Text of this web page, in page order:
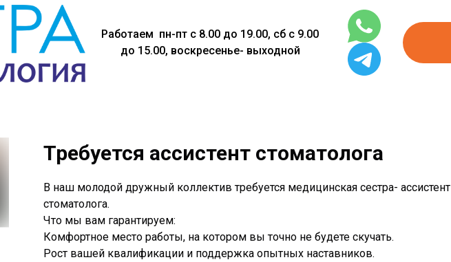
Работаем пн-пт с 8.00 до 19.00, сб с 9.00
до 15.00, воскресенье- выходной
Требуется ассистент стоматолога
В наш молодой дружный коллектив требуется медицинская сестра- ассистент
стоматолога.
Что мы вам гарантируем:
Комфортное место работы, на котором вы точно не будете скучать.
Рост вашей квалификации и поддержка опытных наставников.